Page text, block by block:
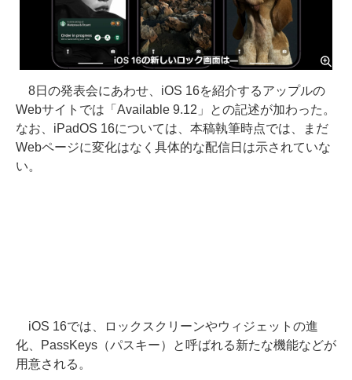
8日の発表会にあわせ、iOS 16を紹介するアップルの
Webサイトでは「Available 9.12」との記述が加わった。
なお、iPadOS 16については、本稿執筆時点では、まだ
Webページに変化はなく具体的な配信日は示されていな
い。
iOS 16では、ロックスクリーンやウィジェットの進
化、PassKeys（パスキー）と呼ばれる新たな機能などが
用意される。